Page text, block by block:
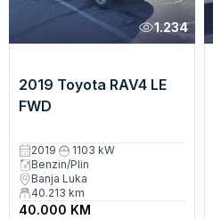
1.234
2019 Toyota RAV4 LE
FWD
2019
1103 kW
Benzin/Plin
Banja Luka
40.213 km
40.000 KM